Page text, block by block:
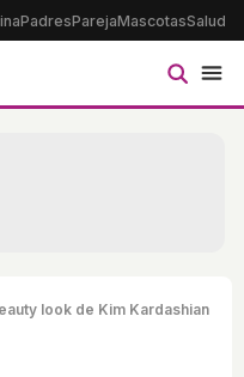
PadresParejaMascotasSalud
look de Kim Kardashian